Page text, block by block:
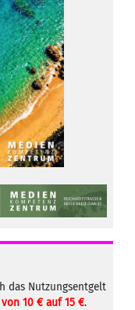
das Nutzungsentgelt
10 € auf 15 €.